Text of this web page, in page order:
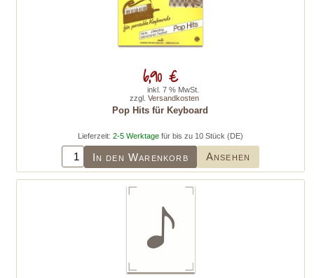
Pop Hits für Keyboard
Lieferzeit: 2-5 Werktagefür bis zu 10 Stück (DE)
In den Warenkorb Ansehen
6,90 €
inkl. 7 % MwSt.
zzgl. Versandkosten